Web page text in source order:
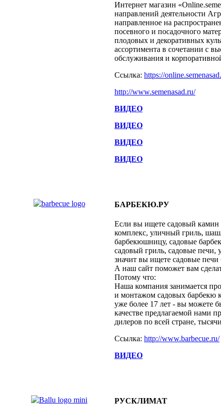
Интернет магазин
направлений деятельности
направленное на
посевного и посадочного
плодовых и декоративных
ассортимента в сочетании с
обслуживания и
Ссылка: https://
http://www.semenasad.ru/
ВИДЕО
ВИДЕО
ВИДЕО
ВИДЕО
БАРБЕКЮ.РУ
Если вы ищете садовый камин
комплекс, уличный гриль,
барбекюшницу, садовые
садовый гриль, садовые
значит вы ищете садовые
А наш сайт поможет вам
Потому что:
Наша компания занимается
и монтажом садовых барбекю
уже более 17 лет - вы можете
качестве предлагаемой нами
дилеров по всей стране,
Ссылка: http://www.barbecue.ru/
ВИДЕО
РУСКЛИМАТ